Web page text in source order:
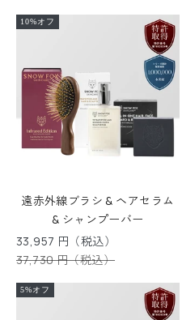
10%オフ
遠赤外線ブラシ & ヘアセラム
& シャンプーバー
セール価格
33,957 円（税込）
通常価格
37,730 円（税込）
5%オフ